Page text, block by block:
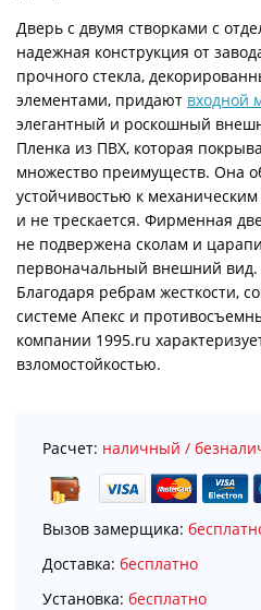
Дверь с двумя створками с
надежная конструкция от
прочного стекла,
элементами, придают входной
элегантный и роскошный
Пленка из ПВХ, которая
множество преимуществ. Она
устойчивостью к
и не трескается. Фирменная
не подвержена сколам и
первоначальный внешний вид.
Благодаря ребрам жесткости,
системе Апекс и
компании 1995.ru
взломостойкостью.
Расчет: наличный /
Вызов замерщика:
Доставка: бесплатно
Установка: бесплатно